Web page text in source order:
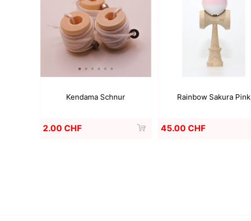
Kendama Schnur
2.00 CHF
Rainbow Sakura Pink
45.00 CHF